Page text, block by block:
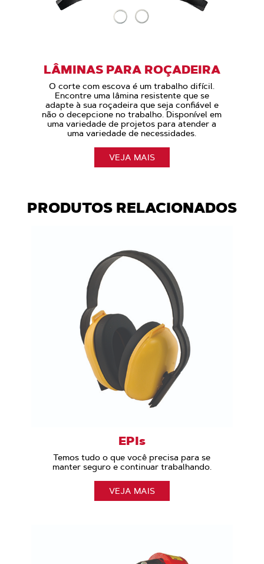
LÂMINAS PARA ROÇADEIRA
O corte com escova é um trabalho difícil.
Encontre uma lâmina resistente que se
adapte à sua roçadeira que seja confiável e
não o decepcione no trabalho. Disponível em
uma variedade de projetos para atender a
uma variedade de necessidades.
VEJA MAIS
PRODUTOS RELACIONADOS
EPIs
Temos tudo o que você precisa para se
manter seguro e continuar trabalhando.
VEJA MAIS